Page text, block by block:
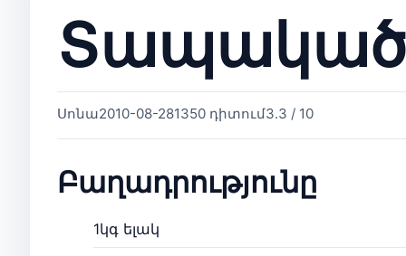
Տապակած
Սոնա2010-08-281350 դիտում3.3 / 10
Բաղադրությունը
1կգ ելակ